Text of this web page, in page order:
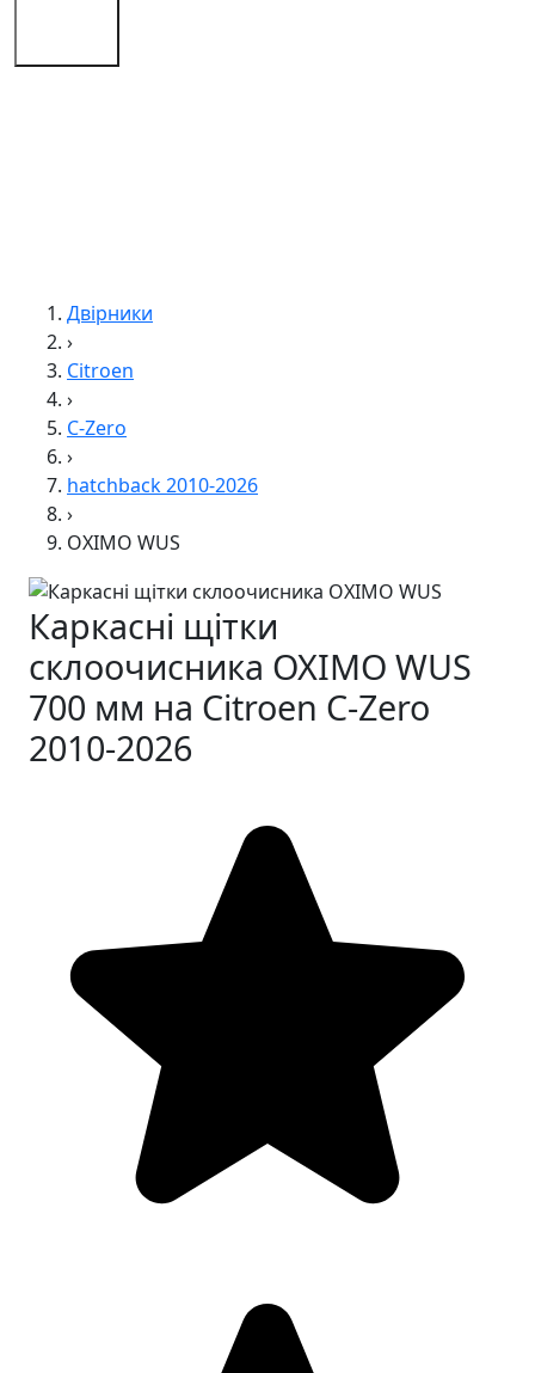
Двірники
›
Citroen
›
C-Zero
›
hatchback 2010-2026
›
OXIMO WUS
Каркасні щітки
склоочисника OXIMO WUS
700 мм на Citroen C-Zero
2010-2026